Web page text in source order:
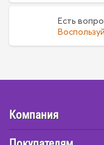
Есть
Компания